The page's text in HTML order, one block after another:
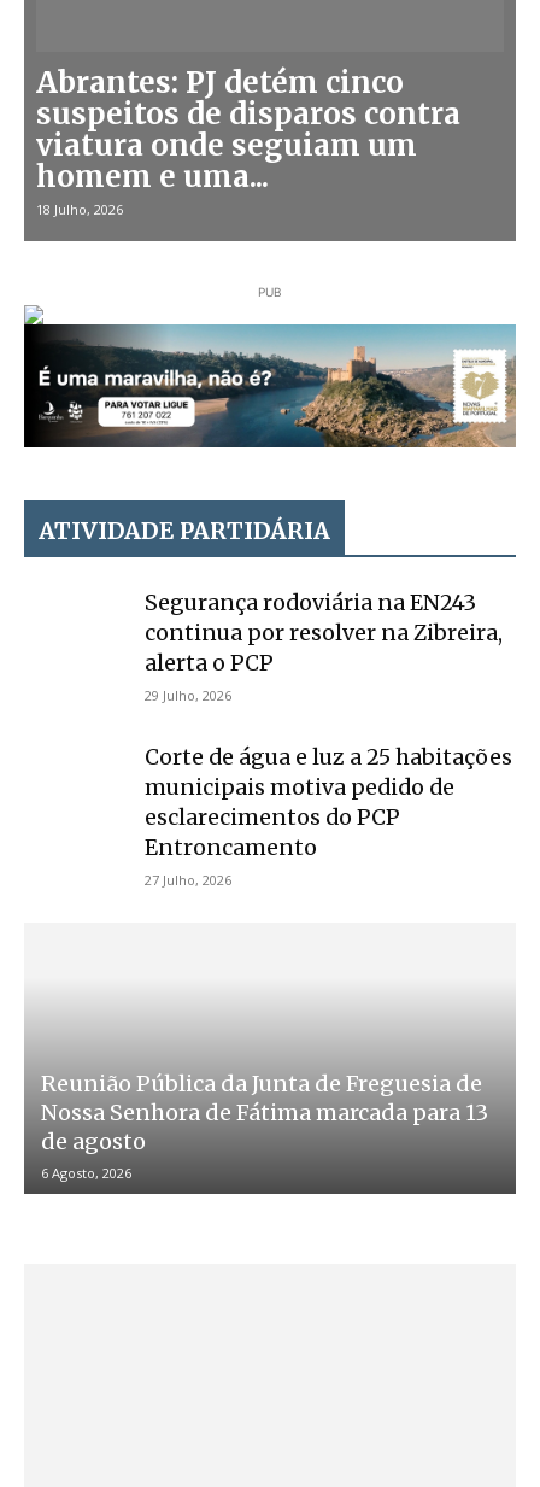
Abrantes: PJ detém cinco
suspeitos de disparos contra
viatura onde seguiam um
homem e uma...
18 Julho, 2026
PUB
ATIVIDADE PARTIDÁRIA
Segurança rodoviária na EN243
continua por resolver na Zibreira,
alerta o PCP
29 Julho, 2026
Corte de água e luz a 25 habitações
municipais motiva pedido de
esclarecimentos do PCP
Entroncamento
27 Julho, 2026
Reunião Pública da Junta de Freguesia de
Nossa Senhora de Fátima marcada para 13
de agosto
6 Agosto, 2026